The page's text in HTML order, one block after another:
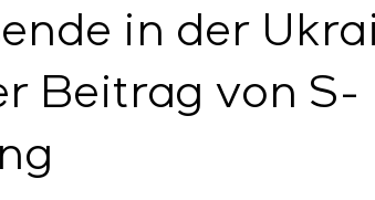
in der
Beitrag von S-